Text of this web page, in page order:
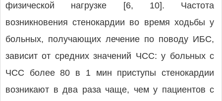
физической нагрузке [6, 10]. Частота
возникновения стенокардии во время ходьбы у
больных, получающих лечение по поводу ИБС,
зависит от средних значений ЧСС: у больных с
ЧСС более 80 в 1 мин приступы стенокардии
возникают в два раза чаще, чем у пациентов с